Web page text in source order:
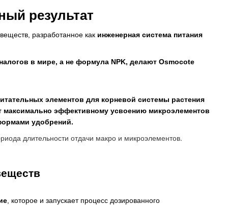
результат
разработанное как инженерная система питания
в мире, а не формула NPK, делают Osmocote
элементов для корневой системы растения
максимально эффективному усвоению микроэлементов
удобрений.
длительности отдачи макро и микроэлементов.
, которое и запускает процесс дозированного